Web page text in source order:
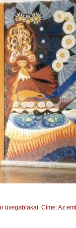
üvegablakai. Címe: Az